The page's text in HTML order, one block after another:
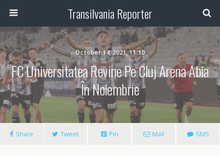
Transilvania Reporter
October 14, 2021, 11:10
FC Universitatea Revine Pe Cluj Arena Abia
În Noiembrie
Share Tweet Pin Mail SMS